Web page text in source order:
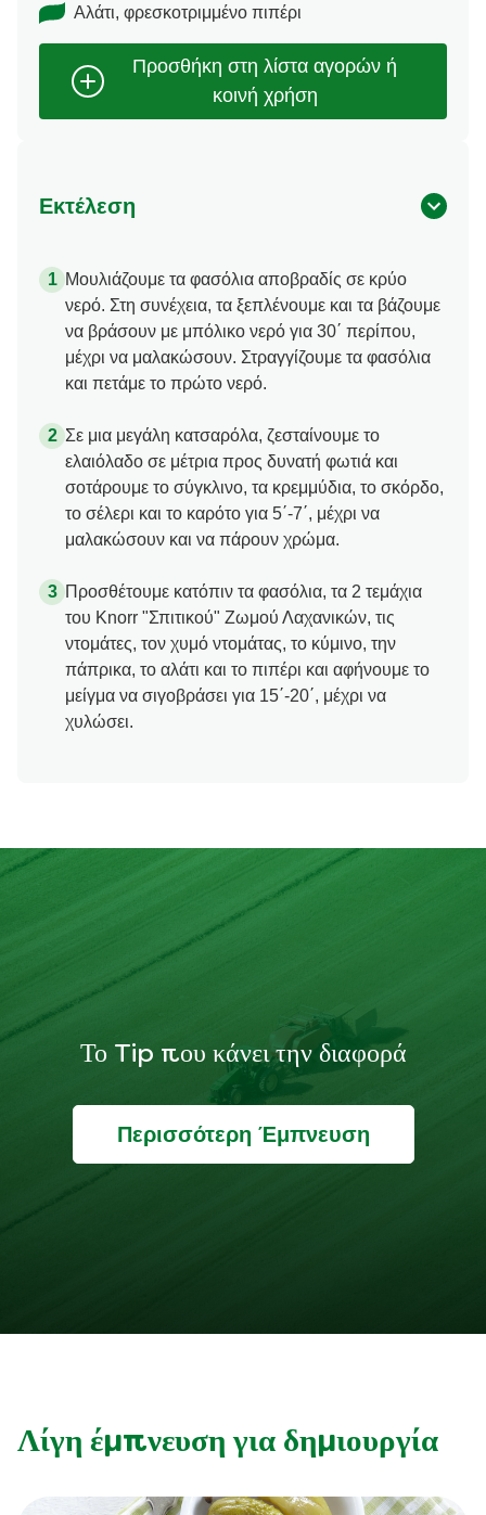
Αλάτι, φρεσκοτριμμένο πιπέρι
Εκτέλεση
Μουλιάζουμε τα φασόλια αποβραδίς σε κρύο
νερό. Στη συνέχεια, τα ξεπλένουμε και τα βάζουμε
να βράσουν με μπόλικο νερό για 30΄ περίπου,
μέχρι να μαλακώσουν. Στραγγίζουμε τα φασόλια
και πετάμε το πρώτο νερό.
Σε μια μεγάλη κατσαρόλα, ζεσταίνουμε το
ελαιόλαδο σε μέτρια προς δυνατή φωτιά και
σοτάρουμε το σύγκλινο, τα κρεμμύδια, το σκόρδο,
το σέλερι και το καρότο για 5΄-7΄, μέχρι να
μαλακώσουν και να πάρουν χρώμα.
Προσθέτουμε κατόπιν τα φασόλια, τα 2 τεμάχια
του Knorr "Σπιτικού" Ζωμού Λαχανικών, τις
ντομάτες, τον χυμό ντομάτας, το κύμινο, την
πάπρικα, το αλάτι και το πιπέρι και αφήνουμε το
μείγμα να σιγοβράσει για 15΄-20΄, μέχρι να
χυλώσει.
Το Tip που κάνει την διαφορά
Περισσότερη Έμπνευση
Λίγη έμπνευση για δημιουργία